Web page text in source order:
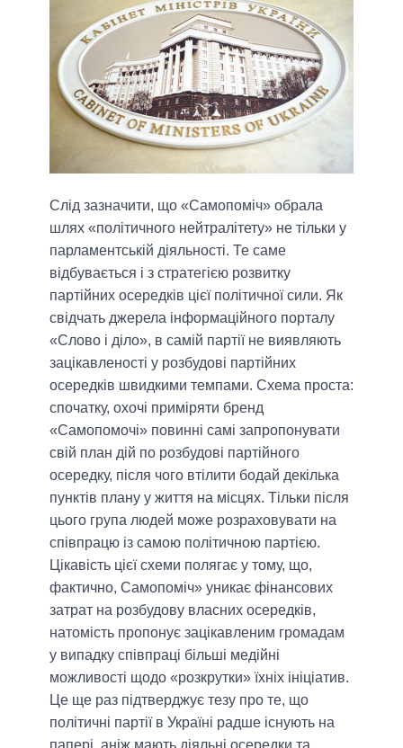
Слід зазначити, що «Самопоміч» обрала
шлях «політичного нейтралітету» не тільки у
парламентській діяльності. Те саме
відбувається і з стратегією розвитку
партійних осередків цієї політичної сили. Як
свідчать джерела інформаційного порталу
«Слово і діло», в самій партії не виявляють
зацікавленості у розбудові партійних
осередків швидкими темпами. Схема проста:
спочатку, охочі приміряти бренд
«Самопомочі» повинні самі запропонувати
свій план дій по розбудові партійного
осередку, після чого втілити бодай декілька
пунктів плану у життя на місцях. Тільки після
цього група людей може розраховувати на
співпрацю із самою політичною партією.
Цікавість цієї схеми полягає у тому, що,
фактично, Самопоміч» уникає фінансових
затрат на розбудову власних осередків,
натомість пропонує зацікавленим громадам
у випадку співпраці більші медійні
можливості щодо «розкрутки» їхніх ініціатив.
Це ще раз підтверджує тезу про те, що
політичні партії в Україні радше існують на
папері, аніж мають діяльні осередки та